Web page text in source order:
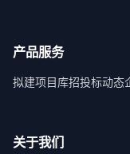
产品服务
拟建项目库招投标动态
关于我们